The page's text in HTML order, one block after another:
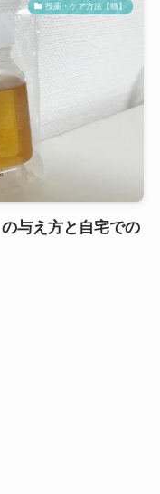
投薬・ケア方法【猫】
与え方と自宅での